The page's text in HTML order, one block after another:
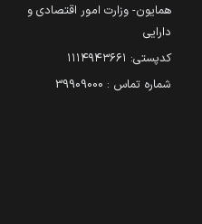
همایون- وزارت امور اقتصادی و
دارایی
کدپستی: ۱۱۱۴۹۴۳۶۶۱
شماره تماس : 39909000